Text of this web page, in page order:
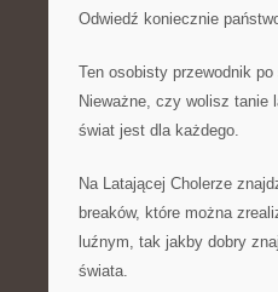
Odwiedź koniecznie
Ten osobisty przewodnik
Nieważne, czy wolisz tanie
świat jest dla każdego.
Na Latającej Cholerze
breaków, które można
luźnym, tak jakby dobry
świata.